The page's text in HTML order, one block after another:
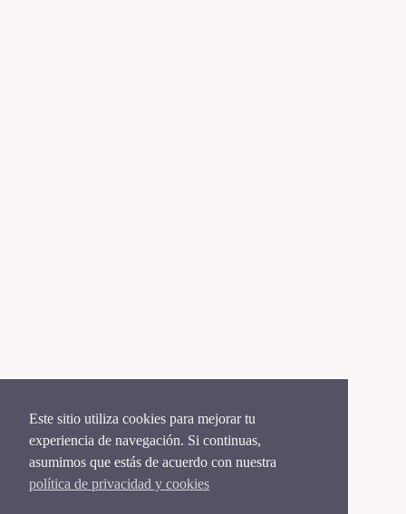
Este sitio utiliza cookies para mejorar tu
experiencia de navegación. Si continuas,
asumimos que estás de acuerdo con nuestra
política de privacidad y cookies